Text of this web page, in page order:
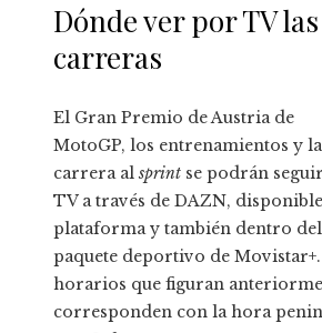
Dónde ver por TV las
carreras
El Gran Premio de Austria de
MotoGP, los entrenamientos y la
carrera al sprint se podrán
TV a través de DAZN,
plataforma y también dentro del
paquete deportivo de
horarios que figuran
corresponden con la hora